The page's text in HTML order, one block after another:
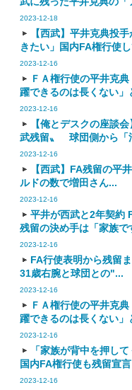
2023-12-18
【西武】平井克典投
きたい」国内FA権行使
2023-12-16
ＦＡ権行使の平井克
躍できるのは長くない」
2023-12-16
【俺とデスクの座談
武残留〟 球団側から「
2023-12-16
【西武】FA残留の平
ルドの数で増田さん...
2023-12-16
平井が西武と2年契約
残留の決め手は「家族で
2023-12-16
FA行使表明から残留
31歳右腕と球団との"...
2023-12-16
ＦＡ権行使の平井克
躍できるのは長くない」
2023-12-16
「家族が背中を押し
国内FA権行使も残留宣
2023-12-16